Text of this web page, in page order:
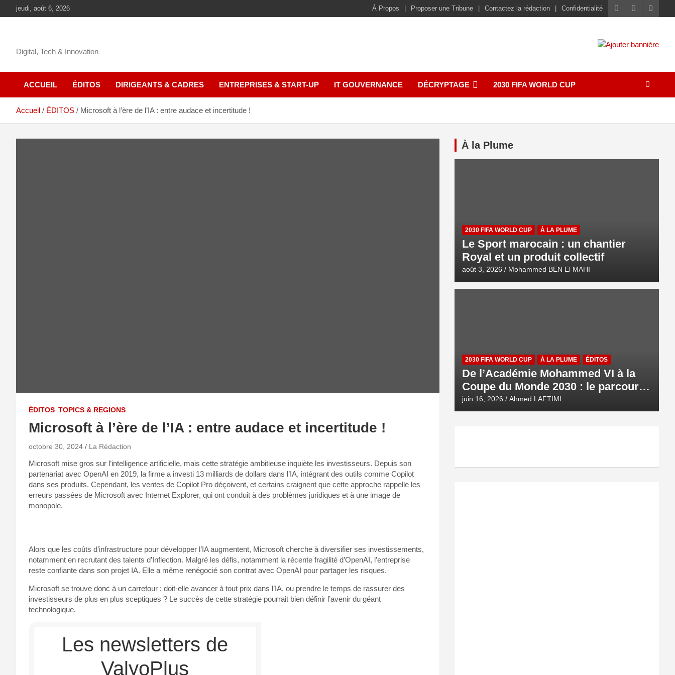
jeudi, août 6, 2026 À Propos Proposer une Tribune Contactez la rédaction Confidentialité
Digital, Tech & Innovation
ACCUEIL ÉDITOS DIRIGEANTS & CADRES ENTREPRISES & START-UP IT GOUVERNANCE DÉCRYPTAGE 2030 FIFA WORLD CUP
Accueil ÉDITOS Microsoft à l’ère de l’IA : entre audace et incertitude !
ÉDITOS TOPICS & REGIONS
Microsoft à l’ère de l’IA : entre audace et incertitude !
octobre 30, 2024 La Rédaction
Microsoft mise gros sur l’intelligence artificielle, mais cette stratégie ambitieuse inquiète les investisseurs. Depuis son
partenariat avec OpenAI en 2019, la firme a investi 13 milliards de dollars dans l’IA, intégrant des outils comme Copilot
dans ses produits. Cependant, les ventes de Copilot Pro déçoivent, et certains craignent que cette approche rappelle les
erreurs passées de Microsoft avec Internet Explorer, qui ont conduit à des problèmes juridiques et à une image de
monopole.
Alors que les coûts d’infrastructure pour développer l’IA augmentent, Microsoft cherche à diversifier ses investissements,
notamment en recrutant des talents d’Inflection. Malgré les défis, notamment la récente fragilité d’OpenAI, l’entreprise
reste confiante dans son projet IA. Elle a même renégocié son contrat avec OpenAI pour partager les risques.
Microsoft se trouve donc à un carrefour : doit-elle avancer à tout prix dans l’IA, ou prendre le temps de rassurer des
investisseurs de plus en plus sceptiques ? Le succès de cette stratégie pourrait bien définir l’avenir du géant
technologique.
Les newsletters de
ValyoPlus
À la Plume
2030 FIFA WORLD CUP À LA PLUME
Le Sport marocain : un chantier
Royal et un produit collectif
août 3, 2026 Mohammed BEN El MAHI
2030 FIFA WORLD CUP À LA PLUME ÉDITOS
De l’Académie Mohammed VI à la
Coupe du Monde 2030 : le parcours
d’une ambition royale
juin 16, 2026 Ahmed LAFTIMI